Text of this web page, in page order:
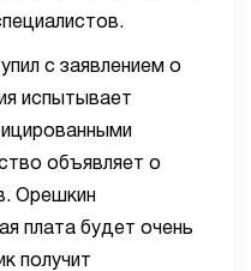
с заявлением о
испытывает
объявляет о
Орешкин
плата будет очень
получит